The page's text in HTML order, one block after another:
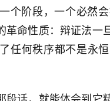
阶段，一个必然
命性质：辩证法一
任何秩序都不是永